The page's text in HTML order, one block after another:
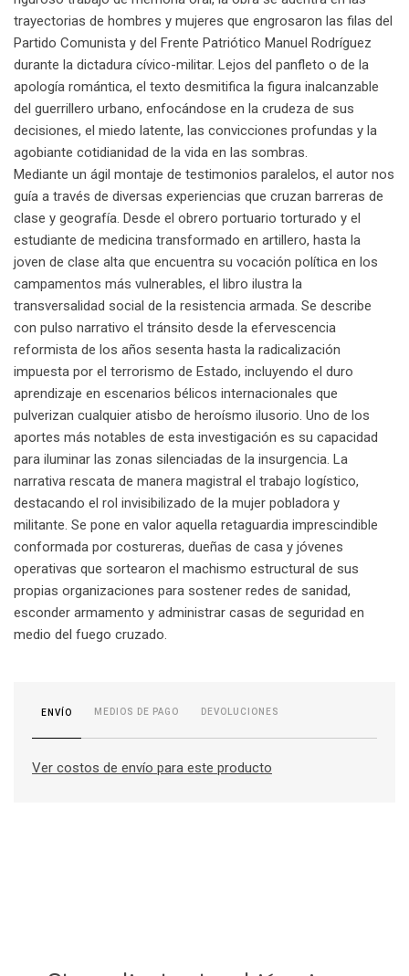
trayectorias de hombres y mujeres que engrosaron las filas del
Partido Comunista y del Frente Patriótico Manuel Rodríguez
durante la dictadura cívico-militar. Lejos del panfleto o de la
apología romántica, el texto desmitifica la figura inalcanzable
del guerrillero urbano, enfocándose en la crudeza de sus
decisiones, el miedo latente, las convicciones profundas y la
agobiante cotidianidad de la vida en las sombras.
Mediante un ágil montaje de testimonios paralelos, el autor nos
guía a través de diversas experiencias que cruzan barreras de
clase y geografía. Desde el obrero portuario torturado y el
estudiante de medicina transformado en artillero, hasta la
joven de clase alta que encuentra su vocación política en los
campamentos más vulnerables, el libro ilustra la
transversalidad social de la resistencia armada. Se describe
con pulso narrativo el tránsito desde la efervescencia
reformista de los años sesenta hasta la radicalización
impuesta por el terrorismo de Estado, incluyendo el duro
aprendizaje en escenarios bélicos internacionales que
pulverizan cualquier atisbo de heroísmo ilusorio. Uno de los
aportes más notables de esta investigación es su capacidad
para iluminar las zonas silenciadas de la insurgencia. La
narrativa rescata de manera magistral el trabajo logístico,
destacando el rol invisibilizado de la mujer pobladora y
militante. Se pone en valor aquella retaguardia imprescindible
conformada por costureras, dueñas de casa y jóvenes
operativas que sortearon el machismo estructural de sus
propias organizaciones para sostener redes de sanidad,
esconder armamento y administrar casas de seguridad en
medio del fuego cruzado.
ENVÍO MEDIOS DE PAGO DEVOLUCIONES
Ver costos de envío para este producto